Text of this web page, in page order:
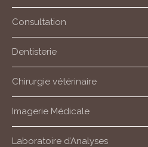
Consultation
Dentisterie
Chirurgie vétérinaire
Imagerie Médicale
Laboratoire d’Analyses